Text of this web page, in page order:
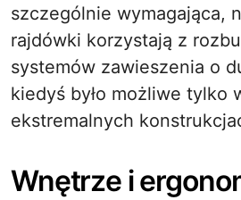
szczególnie wymagająca,
rajdówki korzystają z
systemów zawieszenia o
kiedyś było możliwe tylko
ekstremalnych
Wnętrze i